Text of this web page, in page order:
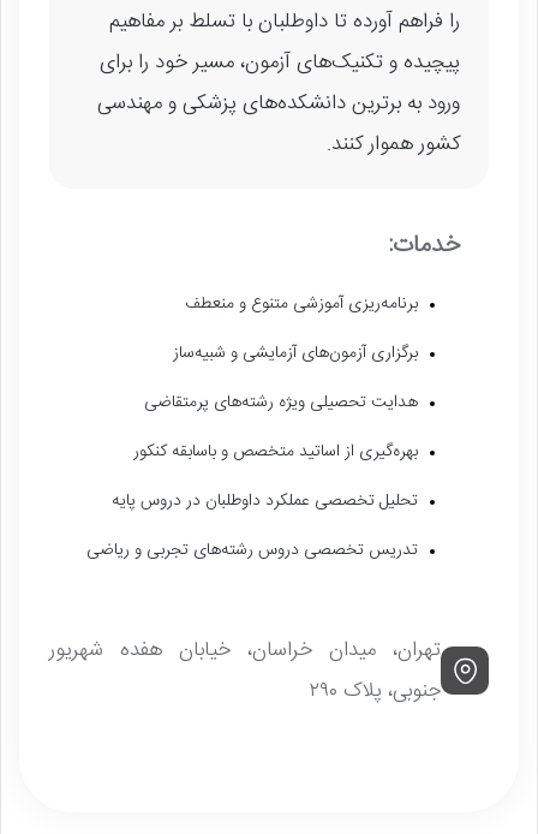
را فراهم آورده تا داوطلبان با تسلط بر مفاهیم
پیچیده و تکنیک‌های آزمون، مسیر خود را برای
ورود به برترین دانشکده‌های پزشکی و مهندسی
کشور هموار کنند.
خدمات:
برنامه‌ریزی آموزشی متنوع و منعطف
برگزاری آزمون‌های آزمایشی و شبیه‌ساز
هدایت تحصیلی ویژه رشته‌های پرمتقاضی
بهره‌گیری از اساتید متخصص و باسابقه کنکور
تحلیل تخصصی عملکرد داوطلبان در دروس پایه
تدریس تخصصی دروس رشته‌های تجربی و ریاضی
تهران، میدان خراسان، خیابان هفده شهریور
جنوبی، پلاک ۲۹۰